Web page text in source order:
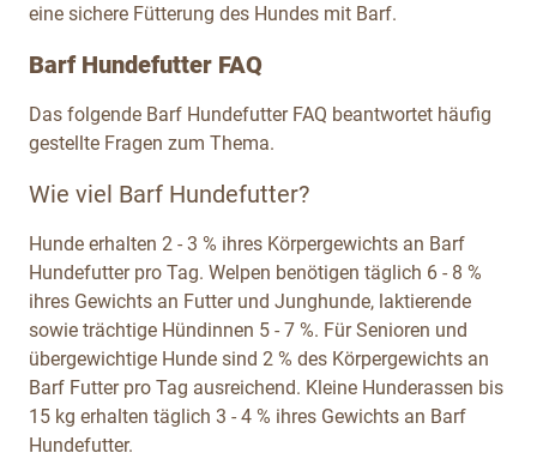
eine sichere Fütterung des Hundes mit Barf.
Barf Hundefutter FAQ
Das folgende Barf Hundefutter FAQ beantwortet häufig
gestellte Fragen zum Thema.
Wie viel Barf Hundefutter?
Hunde erhalten 2 - 3 % ihres Körpergewichts an Barf
Hundefutter pro Tag. Welpen benötigen täglich 6 - 8 %
ihres Gewichts an Futter und Junghunde, laktierende
sowie trächtige Hündinnen 5 - 7 %. Für Senioren und
übergewichtige Hunde sind 2 % des Körpergewichts an
Barf Futter pro Tag ausreichend. Kleine Hunderassen bis
15 kg erhalten täglich 3 - 4 % ihres Gewichts an Barf
Hundefutter.